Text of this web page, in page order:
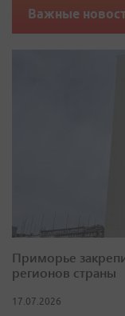
Важные
Приморье
регионов страны
17.07.2026